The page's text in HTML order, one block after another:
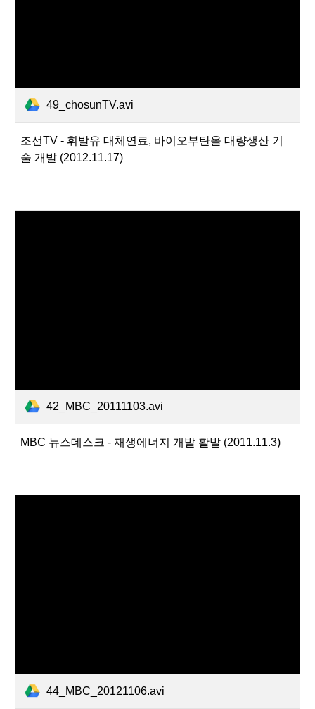
49_chosunTV.avi
조선TV - 휘발유 대체연료, 바이오부탄올 대량생산 기
술 개발 (2012.11.17)
42_MBC_20111103.avi
MBC 뉴스데스크 - 재생에너지 개발 활발 (2011.11.3)
44_MBC_20121106.avi